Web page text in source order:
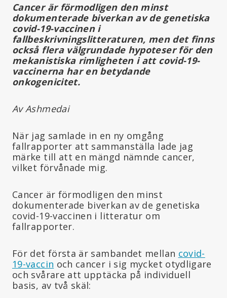
Cancer är förmodligen den minst
dokumenterade biverkan av de genetiska
covid-19-vaccinen i
fallbeskrivningslitteraturen, men det finns
också flera välgrundade hypoteser för den
mekanistiska rimligheten i att covid-19-
vaccinerna har en betydande
onkogenicitet.
Av Ashmedai
När jag samlade in en ny omgång
fallrapporter att sammanställa lade jag
märke till att en mängd nämnde cancer,
vilket förvånade mig.
Cancer är förmodligen den minst
dokumenterade biverkan av de genetiska
covid-19-vaccinen i litteratur om
fallrapporter.
För det första är sambandet mellan covid-
19-vaccin och cancer i sig mycket otydligare
och svårare att upptäcka på individuell
basis, av två skäl: